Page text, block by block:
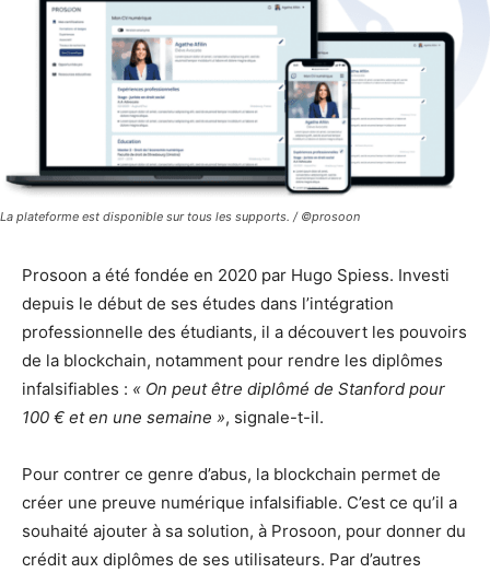
La plateforme est disponible sur tous les supports. / ©prosoon
Prosoon a été fondée en 2020 par Hugo Spiess. Investi
depuis le début de ses études dans l’intégration
professionnelle des étudiants, il a découvert les pouvoirs
de la blockchain, notamment pour rendre les diplômes
infalsifiables : « On peut être diplômé de Stanford pour
100 € et en une semaine », signale-t-il.
Pour contrer ce genre d’abus, la blockchain permet de
créer une preuve numérique infalsifiable. C’est ce qu’il a
souhaité ajouter à sa solution, à Prosoon, pour donner du
crédit aux diplômes de ses utilisateurs. Par d’autres